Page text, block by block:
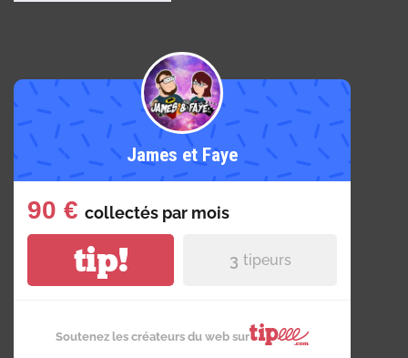
James et Faye
90 € collectés par mois
tip! 3 tipeurs
Soutenez les créateurs du web sur